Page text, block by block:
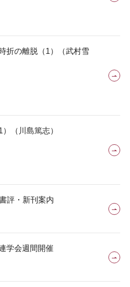
折の離脱（1）（武村雪
（川島篤志）
評・新刊案内
学会週間開催